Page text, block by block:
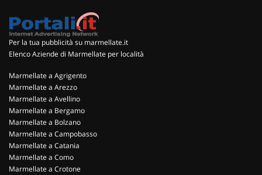
Per la tua pubblicità su marmellate.it
Elenco Aziende di Marmellate per località
Marmellate a Agrigento
Marmellate a Arezzo
Marmellate a Avellino
Marmellate a Bergamo
Marmellate a Bolzano
Marmellate a Campobasso
Marmellate a Catania
Marmellate a Como
Marmellate a Crotone